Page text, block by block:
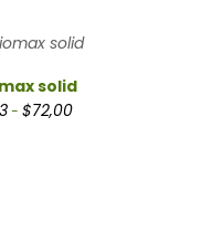
solid
- $72,00Rango de precios: